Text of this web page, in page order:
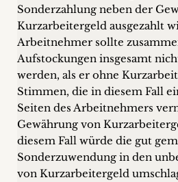
Sonderzahlung neben der
Kurzarbeitergeld ausgezahlt
Arbeitnehmer sollte
Aufstockungen insgesamt
werden, als er ohne
Stimmen, die in diesem Fall
Seiten des Arbeitnehmers
Gewährung von
diesem Fall würde die gut
Sonderzuwendung in den
von Kurzarbeitergeld